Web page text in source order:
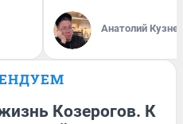
Анатолий
Козерогов. К